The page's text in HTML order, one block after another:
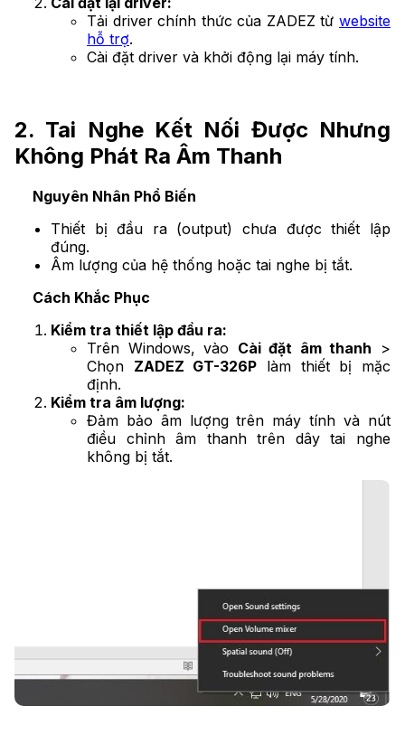
Tải driver chính thức của ZADEZ từ website
hỗ trợ.
Cài đặt driver và khởi động lại máy tính.
2. Tai Nghe Kết Nối Được Nhưng
Không Phát Ra Âm Thanh
Nguyên Nhân Phổ Biến
Thiết bị đầu ra (output) chưa được thiết lập
đúng.
Âm lượng của hệ thống hoặc tai nghe bị tắt.
Cách Khắc Phục
Kiểm tra thiết lập đầu ra:
Trên Windows, vào Cài đặt âm thanh >
Chọn ZADEZ GT-326P làm thiết bị mặc
định.
Kiểm tra âm lượng:
Đảm bảo âm lượng trên máy tính và nút
điều chỉnh âm thanh trên dây tai nghe
không bị tắt.